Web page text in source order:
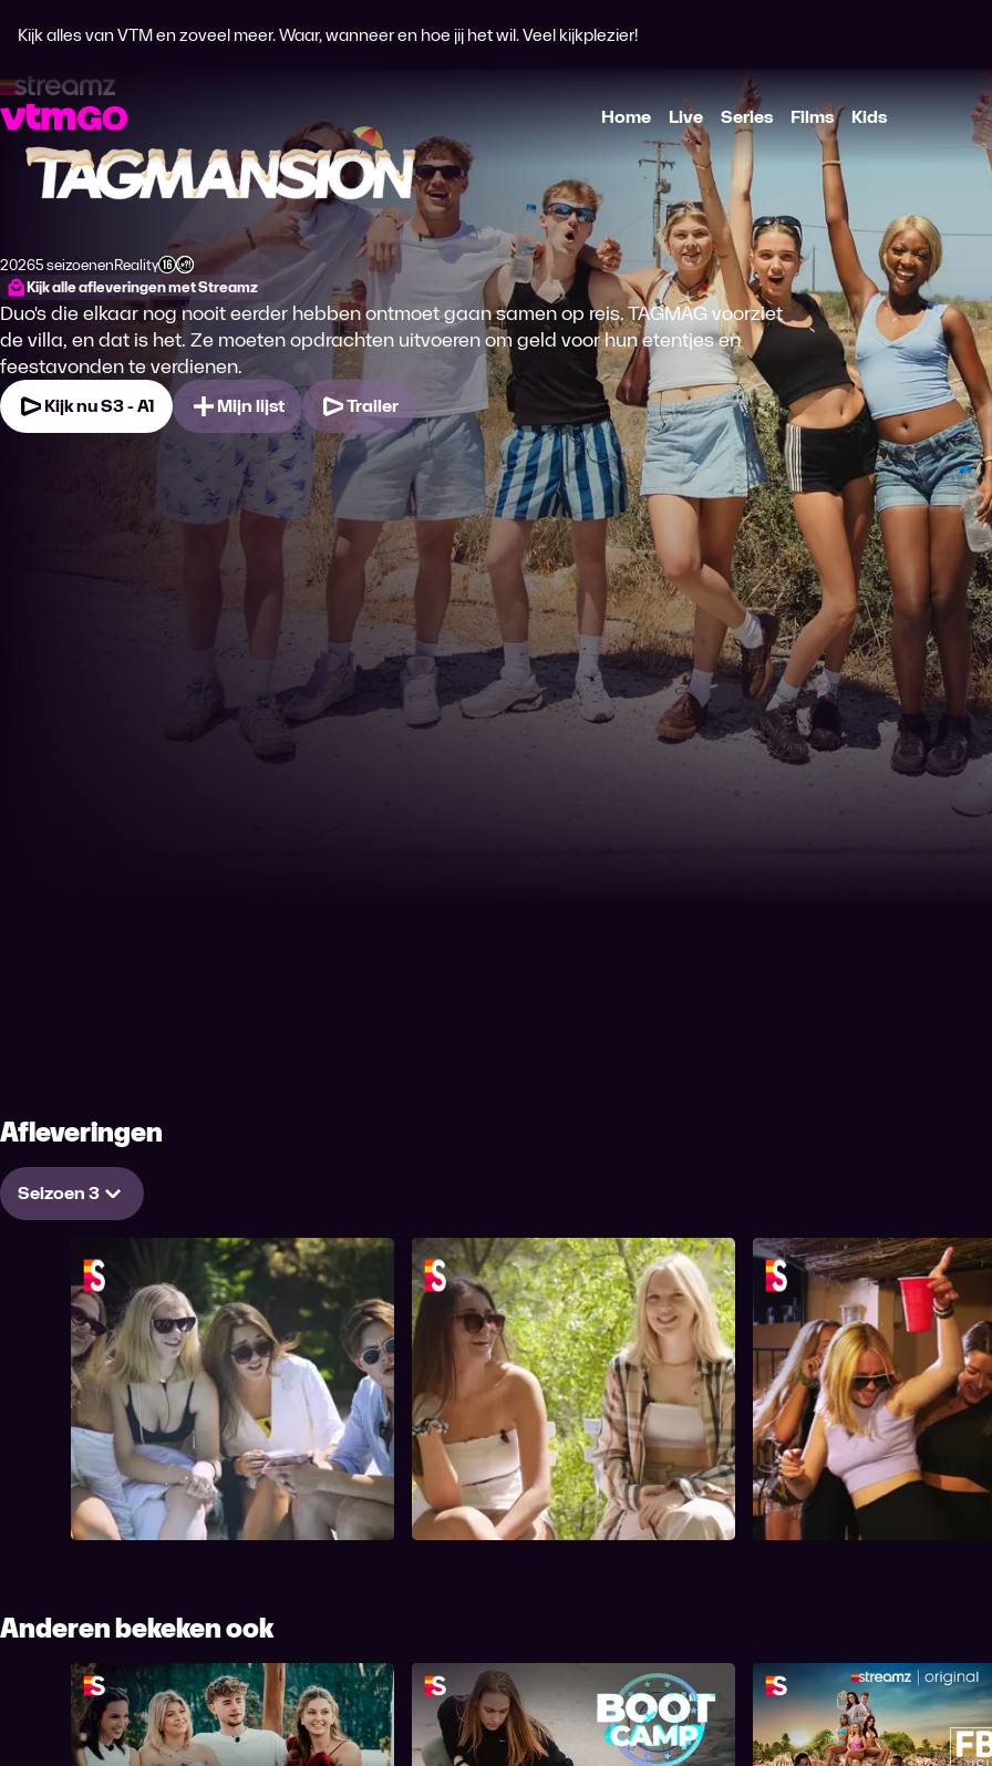
Kijk alles van VTM en zoveel meer. Waar, wanneer en hoe jij het wil. Veel kijkplezier!
Home Live Series Films Kids
Tagmansion
Productiejaar
20265 seizoenen
Genre
Reality
Leeftijdsclassificatie
Kijk alle afleveringen met Streamz
Duo's die elkaar nog nooit eerder hebben ontmoet gaan samen op reis. TAGMAG voorziet
de villa, en dat is het. Ze moeten opdrachten uitvoeren om geld voor hun etentjes en
feestavonden te verdienen.
Kijk nu S3 - A1 Mijn lijst Trailer
Afleveringen
Seizoen 3
1. Aflevering 1
1. Aflevering 1
Inbegrepen in Streamz abonnement
Tijdsduur
19 min
In de eerste aflevering van Tagmansion
leren de vier nieuwe duo's elkaar kennen.
Er worden opdrachten gegeven waardoor
er geld verdiend kan worden, dat geld
kunnen ze uitgeven aan activiteiten en
feestjes.
2. Aflevering 2
2. Aflevering 2
Inbegrepen in Streamz abonnement
Tijdsduur
18 min
De duo's worden wakker met een kater.
Gedurende de dag worden er spannende
random questions op tafel gegooid die de
duo's moeten beantwoorden. Na een
wandeling door de stad spelen ze een
spelletje fearpong.
3. Aflevering 3
3. Aflevering 3
Inbegrepen in Streamz
Tijdsduur
Om de avond goed in te zetten,
duo's een sensueel spelletje
Death. Dylan geeft een
iedereen van opkijkt. Liam en
de geweldige opdracht om een
organiseren met als thema
Anderen bekeken ook
LoveMe Bootcamp FBoy Island